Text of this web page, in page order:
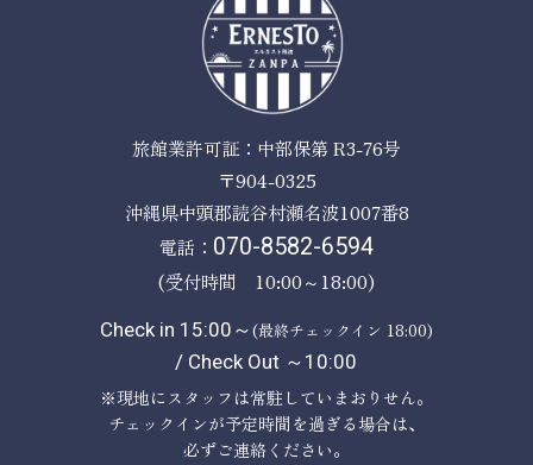
旅館業許可証：中部保第 R3-76号
〒904-0325
沖縄県中頭郡読谷村瀬名波1007番8
電話： 070-8582-6594
(受付時間 10:00～18:00)
Check in 15:00～(最終チェックイン 18:00)
/ Check Out ～10:00
※現地にスタッフは常駐していまおりせん。
チェックインが予定時間を過ぎる場合は、
必ずご連絡ください。